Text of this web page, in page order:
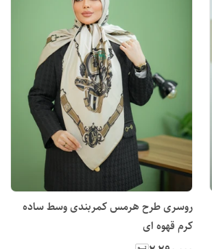
روسری طرح هرمس کمربندی وسط ساده
کرم قهوه ای